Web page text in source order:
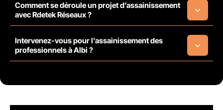
Comment se déroule un projet d’assainissement
avec Rdetek Réseaux ?
Intervenez-vous pour l’assainissement des
professionnels à Albi ?